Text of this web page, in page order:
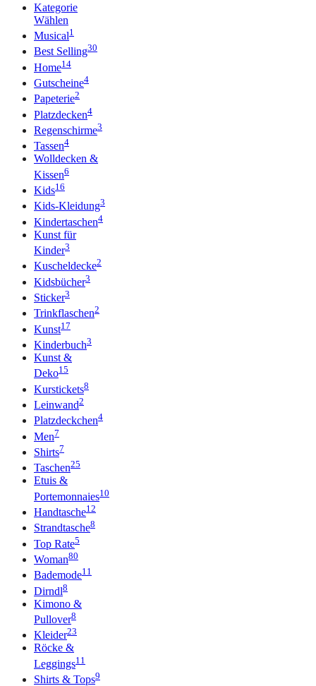
Kategorie
Wählen
Musical1
Best Selling30
Home14
Gutscheine4
Papeterie2
Platzdecken4
Regenschirme3
Tassen4
Wolldecken &
Kissen6
Kids16
Kids-Kleidung3
Kindertaschen4
Kunst für
Kinder3
Kuscheldecke2
Kidsbücher3
Sticker3
Trinkflaschen2
Kunst17
Kinderbuch3
Kunst &
Deko15
Kurstickets8
Leinwand2
Platzdeckchen4
Men7
Shirts7
Taschen25
Etuis &
Portemonnaies10
Handtasche12
Strandtasche8
Top Rate5
Woman80
Bademode11
Dirndl8
Kimono &
Pullover8
Kleider23
Röcke &
Leggings11
Shirts & Tops9